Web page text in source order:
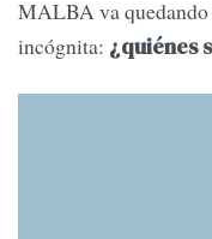
MALBA va quedando
incógnita: ¿quiénes